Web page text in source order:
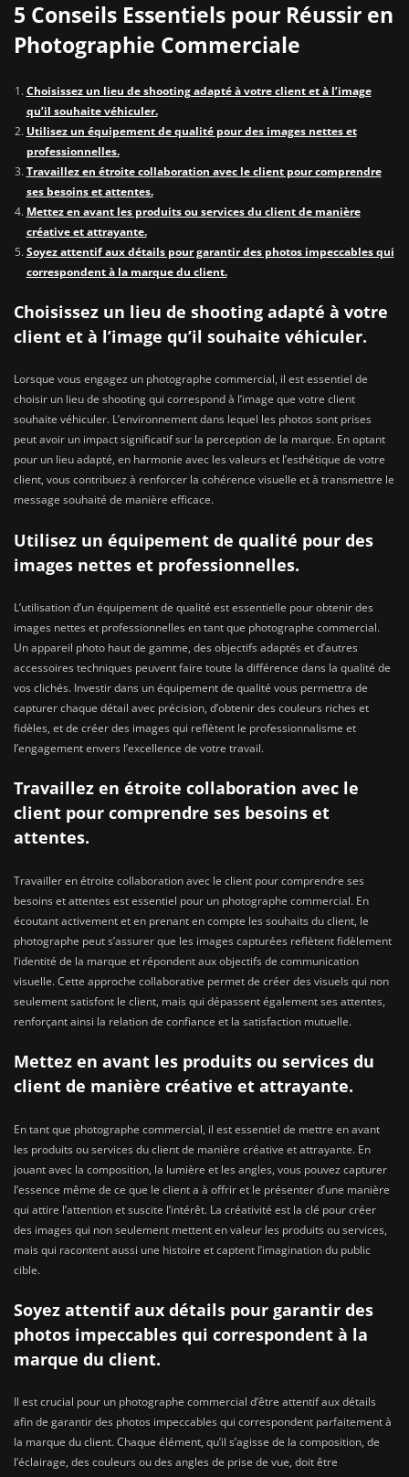
5 Conseils Essentiels pour Réussir en
Photographie Commerciale
Choisissez un lieu de shooting adapté à votre client et à l’image
qu’il souhaite véhiculer.
Utilisez un équipement de qualité pour des images nettes et
professionnelles.
Travaillez en étroite collaboration avec le client pour comprendre
ses besoins et attentes.
Mettez en avant les produits ou services du client de manière
créative et attrayante.
Soyez attentif aux détails pour garantir des photos impeccables qui
correspondent à la marque du client.
Choisissez un lieu de shooting adapté à votre
client et à l’image qu’il souhaite véhiculer.
Lorsque vous engagez un photographe commercial, il est essentiel de
choisir un lieu de shooting qui correspond à l’image que votre client
souhaite véhiculer. L’environnement dans lequel les photos sont prises
peut avoir un impact significatif sur la perception de la marque. En optant
pour un lieu adapté, en harmonie avec les valeurs et l’esthétique de votre
client, vous contribuez à renforcer la cohérence visuelle et à transmettre le
message souhaité de manière efficace.
Utilisez un équipement de qualité pour des
images nettes et professionnelles.
L’utilisation d’un équipement de qualité est essentielle pour obtenir des
images nettes et professionnelles en tant que photographe commercial.
Un appareil photo haut de gamme, des objectifs adaptés et d’autres
accessoires techniques peuvent faire toute la différence dans la qualité de
vos clichés. Investir dans un équipement de qualité vous permettra de
capturer chaque détail avec précision, d’obtenir des couleurs riches et
fidèles, et de créer des images qui reflètent le professionnalisme et
l’engagement envers l’excellence de votre travail.
Travaillez en étroite collaboration avec le
client pour comprendre ses besoins et
attentes.
Travailler en étroite collaboration avec le client pour comprendre ses
besoins et attentes est essentiel pour un photographe commercial. En
écoutant activement et en prenant en compte les souhaits du client, le
photographe peut s’assurer que les images capturées reflètent fidèlement
l’identité de la marque et répondent aux objectifs de communication
visuelle. Cette approche collaborative permet de créer des visuels qui non
seulement satisfont le client, mais qui dépassent également ses attentes,
renforçant ainsi la relation de confiance et la satisfaction mutuelle.
Mettez en avant les produits ou services du
client de manière créative et attrayante.
En tant que photographe commercial, il est essentiel de mettre en avant
les produits ou services du client de manière créative et attrayante. En
jouant avec la composition, la lumière et les angles, vous pouvez capturer
l’essence même de ce que le client a à offrir et le présenter d’une manière
qui attire l’attention et suscite l’intérêt. La créativité est la clé pour créer
des images qui non seulement mettent en valeur les produits ou services,
mais qui racontent aussi une histoire et captent l’imagination du public
cible.
Soyez attentif aux détails pour garantir des
photos impeccables qui correspondent à la
marque du client.
Il est crucial pour un photographe commercial d’être attentif aux détails
afin de garantir des photos impeccables qui correspondent parfaitement à
la marque du client. Chaque élément, qu’il s’agisse de la composition, de
l’éclairage, des couleurs ou des angles de prise de vue, doit être